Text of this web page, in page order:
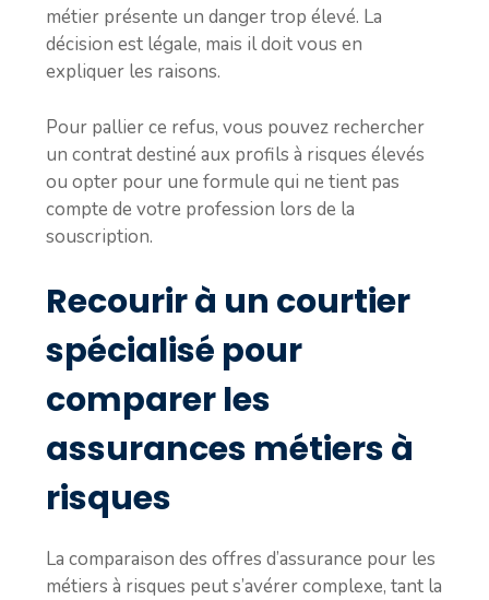
métier présente un danger trop élevé. La
décision est légale, mais il doit vous en
expliquer les raisons.
Pour pallier ce refus, vous pouvez rechercher
un contrat destiné aux profils à risques élevés
ou opter pour une formule qui ne tient pas
compte de votre profession lors de la
souscription.
Recourir à un courtier
spécialisé pour
comparer les
assurances métiers à
risques
La comparaison des offres d’assurance pour les
métiers à risques peut s’avérer complexe, tant la